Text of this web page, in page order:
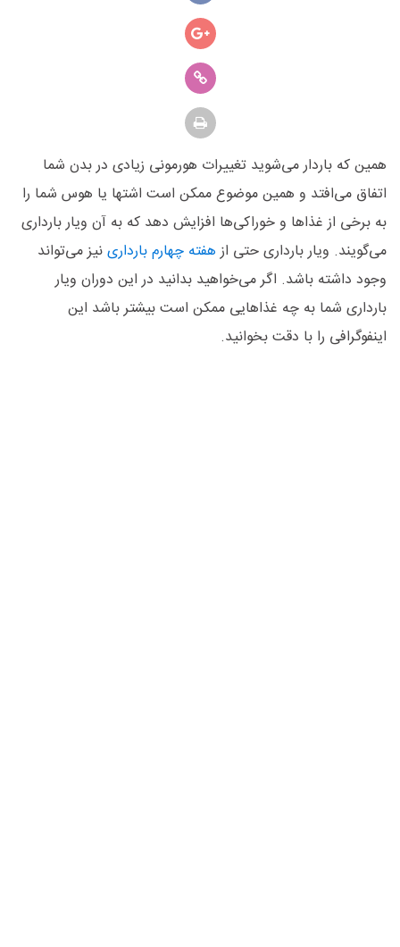
همین که باردار می‌شوید تغییرات هورمونی زیادی در بدن شما
اتفاق می‌افتد و همین موضوع ممکن است اشتها یا هوس شما را
به برخی از غذاها و خوراکی‌ها افزایش دهد که به آن ویار بارداری
می‌گویند. ویار بارداری حتی ازهفته چهارم باردارینیز می‌تواند
وجود داشته باشد. اگر می‌خواهید بدانید در این دوران ویار
بارداری شما به چه غذاهایی ممکن است بیشتر باشد این
اینفوگرافی را با دقت بخوانید.